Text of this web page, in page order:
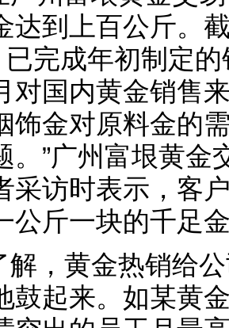
达到上百公斤。
完成年初制定
对国内黄金销售
饰金对原料金的
。”广州富垠黄
采访时表示，客
公斤一块的千足
黄金热销给公
鼓起来。如某黄